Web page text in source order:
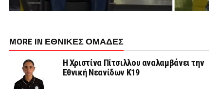
MORE IN ΕΘΝΙΚΕΣ ΟΜΑΔΕΣ
Η Χριστίνα Πίτσιλλου αναλαμβάνει την
Εθνική Νεανίδων Κ19